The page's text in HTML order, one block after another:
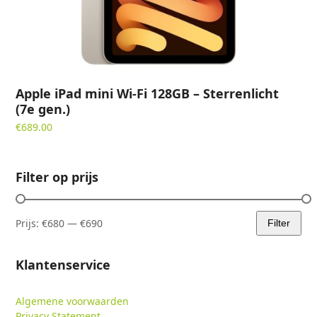
Apple iPad mini Wi-Fi 128GB – Sterrenlicht
(7e gen.)
€689.00
Filter op prijs
Min.
Max.
Filter
Prijs:€680 —€690
Klantenservice
Algemene voorwaarden